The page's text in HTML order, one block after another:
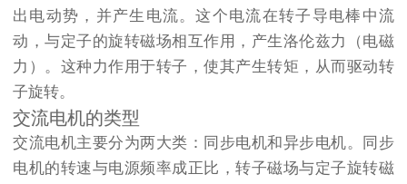
出电动势，并产生电流。这个电流在转子导电棒中流
动，与定子的旋转磁场相互作用，产生洛伦兹力（电磁
力）。这种力作用于转子，使其产生转矩，从而驱动转
子旋转。
交流电机的类型
交流电机主要分为两大类：同步电机和异步电机。同步
电机的转速与电源频率成正比，转子磁场与定子旋转磁